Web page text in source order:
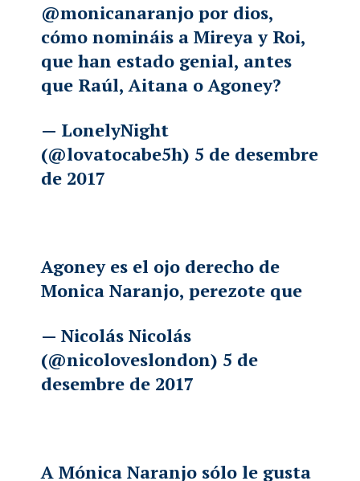
@monicanaranjo por dios,
cómo nomináis a Mireya y Roi,
que han estado genial, antes
que Raúl, Aitana o Agoney?
— LonelyNight
(@lovatocabe5h) 5 de desembre
de 2017
Agoney es el ojo derecho de
Monica Naranjo, perezote que
— Nicolás Nicolás
(@nicoloveslondon) 5 de
desembre de 2017
A Mónica Naranjo sólo le gusta